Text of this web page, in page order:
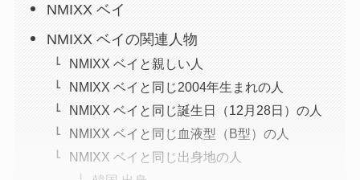
NMIXX ベイ
NMIXX ベイの関連人物
NMIXX ベイと親しい人
NMIXX ベイと同じ2004年生まれの人
NMIXX ベイと同じ誕生日（12月28日）の人
NMIXX ベイと同じ血液型（B型）の人
NMIXX ベイと同じ出身地の人